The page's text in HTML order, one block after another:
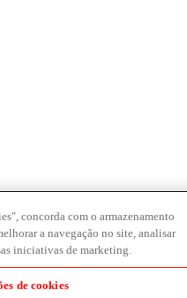
concorda com o armazenamento
a navegação no site, analisar
iniciativas de marketing.
de cookies